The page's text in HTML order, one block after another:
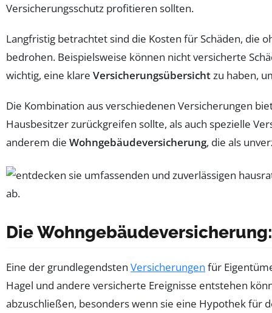
Versicherungsschutz profitieren sollten.
Langfristig betrachtet sind die Kosten für Schäden, die
bedrohen. Beispielsweise können nicht versicherte
wichtig, eine klare Versicherungsübersichtzu haben,
Die Kombination aus verschiedenen Versicherungen
Hausbesitzer zurückgreifen sollte, als auch spezielle
anderem die Wohngebäudeversicherung, die als
Die
Eine der grundlegendsten Versicherungen für
Hagel und andere versicherte Ereignisse entstehen
abzuschließen, besonders wenn sie eine Hypothek für